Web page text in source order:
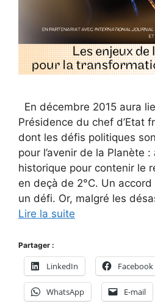
En décembre 2015 aura
Présidence du chef d’Etat
dont les défis politiques
pour l’avenir de la Planète
historique pour contenir le
en deçà de 2°C. Un
un défi. Or, malgré les
Lire la suite
Partager :
LinkedIn Facebook
WhatsApp E-mail